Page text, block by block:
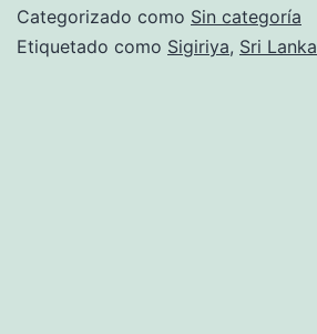
Categorizado como Sin categoría
Etiquetado como Sigiriya, Sri Lanka